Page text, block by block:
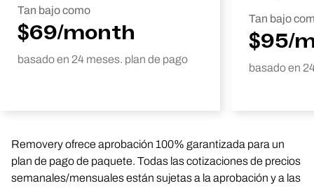
Tan bajo como
$69/month
basado en 24 meses. plan de pago
Tan bajo
$95/
basado en
Removery ofrece aprobación 100% garantizada para un
plan de pago de paquete. Todas las cotizaciones de precios
semanales/mensuales están sujetas a la aprobación y a las